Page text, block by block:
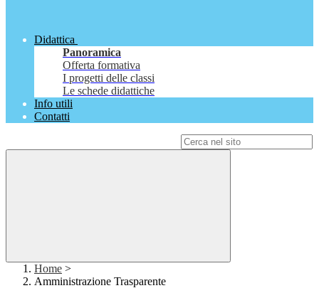
Didattica
Panoramica
Offerta formativa
I progetti delle classi
Le schede didattiche
Info utili
Contatti
Home >
Amministrazione Trasparente